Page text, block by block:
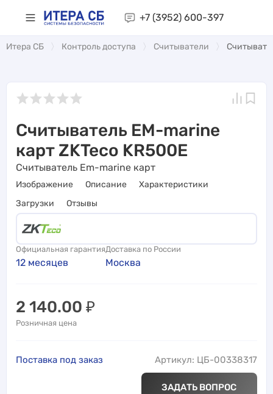
+7 (3952) 600-397
Итера СБ Контроль доступа Считыватели
Считыватель EM-marine
карт ZKTeco KR500E
Считыватель Em-marine карт
Изображение Описание
Характеристики
Загрузки
Отзывы
Официальная гарантия
12 месяцев
Доставка по России
Москва
2 140.00 ₽
Розничная цена
Поставка под заказ Артикул: ЦБ-00338317
ЗАДАТЬ ВОПРОС